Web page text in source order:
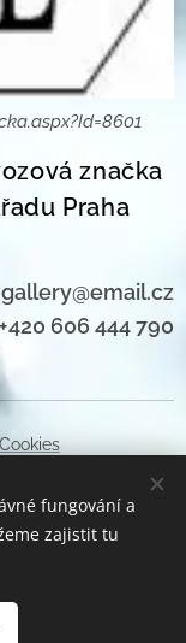
značka
Praha
+420 606 444 790
Cookies
fungování a
zajistit tu